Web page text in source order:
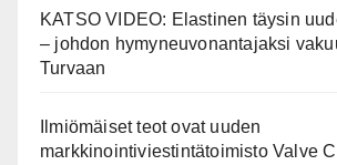
KATSO VIDEO: Elastinen täysin
– johdon hymyneuvonantajaksi
Turvaan
Ilmiömäiset teot ovat uuden
markkinointiviestintätoimisto Valve